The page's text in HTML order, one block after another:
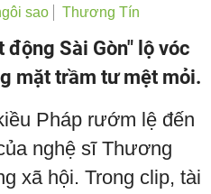
sao Thương Tín
Sài Gòn" lộ vóc
mặt trầm tư mệt mỏi.
Pháp rướm lệ đến
nghệ sĩ Thương
xã hội. Trong clip, tài